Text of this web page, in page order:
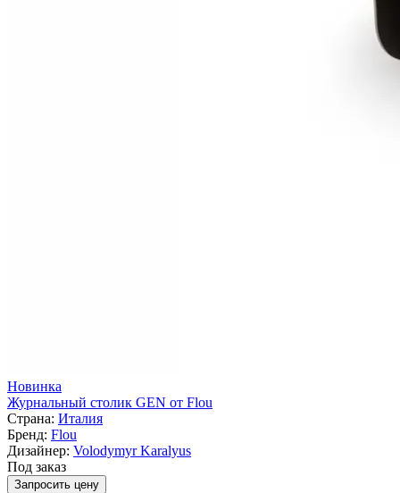
Новинка
Журнальный столик GEN от Flou
Страна: Италия
Бренд: Flou
Дизайнер: Volodymyr Karalyus
Под заказ
Запросить цену